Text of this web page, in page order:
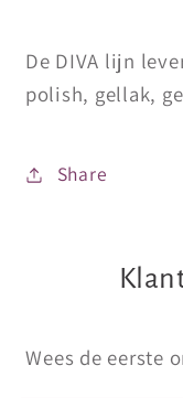
De DIVA lijn
polish, gellak,
Share
Wees de eerste